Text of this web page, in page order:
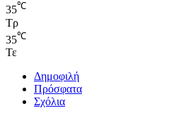
35℃
Τρ
35℃
Τε
Δημοφιλή
Πρόσφατα
Σχόλια